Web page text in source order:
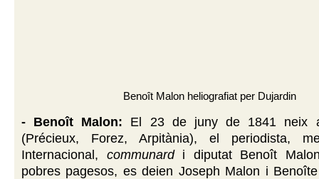
Benoît Malon heliografiat per Dujardin
- Benoît Malon: El 23 de juny de 1841 neix
(Précieux, Forez, Arpitània), el periodista,
Internacional, communardi diputat Benoît
pobres pagesos, es deien Joseph Malon i